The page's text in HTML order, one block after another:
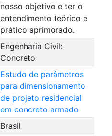
nosso objetivo e ter o
entendimento teórico e
prático aprimorado.
Engenharia Civil:
Concreto
Estudo de parâmetros
para dimensionamento
de projeto residencial
em concreto armado
Brasil